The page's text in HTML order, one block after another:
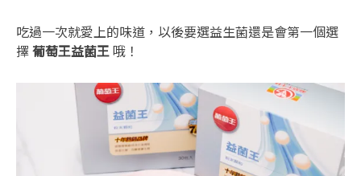
吃過一次就愛上的味道，以後要選益生菌還是會第一個選
擇葡萄王益菌王哦！